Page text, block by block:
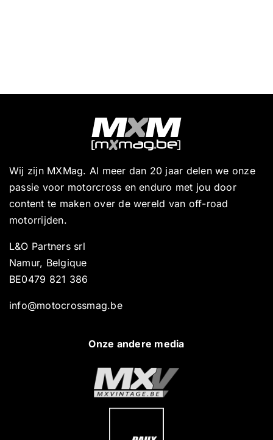
Wij zijn MXMag. Al meer dan 20 jaar delen we onze
passie voor motorcross en enduro met jou door
content te maken over de wereld van off-road
motorrijden.
L&O Partners srl
Namur, Belgique
BE0479 821 386
info@motocrossmag.be
Onze andere media